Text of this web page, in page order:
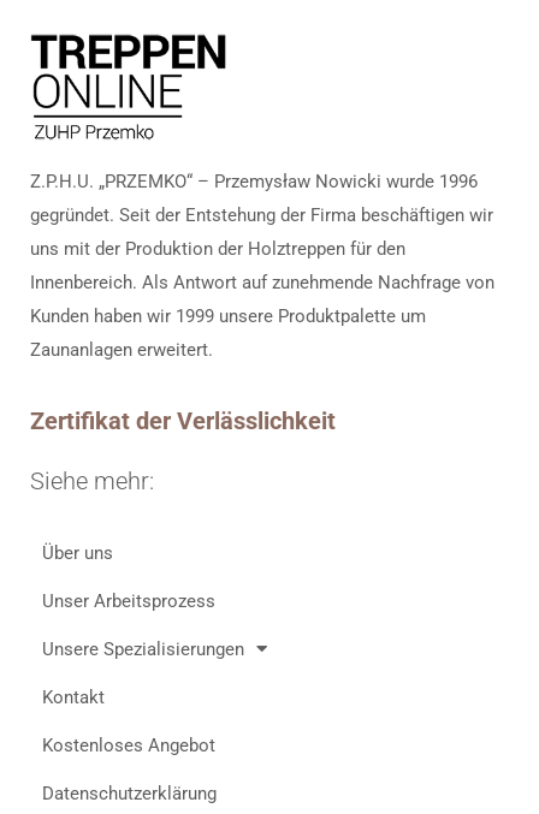
Z.P.H.U. „PRZEMKO“ – Przemysław Nowicki wurde 1996
gegründet. Seit der Entstehung der Firma beschäftigen wir
uns mit der Produktion der Holztreppen für den
Innenbereich. Als Antwort auf zunehmende Nachfrage von
Kunden haben wir 1999 unsere Produktpalette um
Zaunanlagen erweitert.
Zertifikat der Verlässlichkeit
Siehe mehr:
Über uns
Unser Arbeitsprozess
Unsere Spezialisierungen
Kontakt
Kostenloses Angebot
Datenschutzerklärung